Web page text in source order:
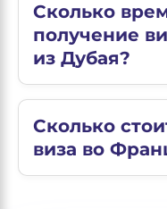
Сколько
получение
из Дубая?
Сколько
виза во